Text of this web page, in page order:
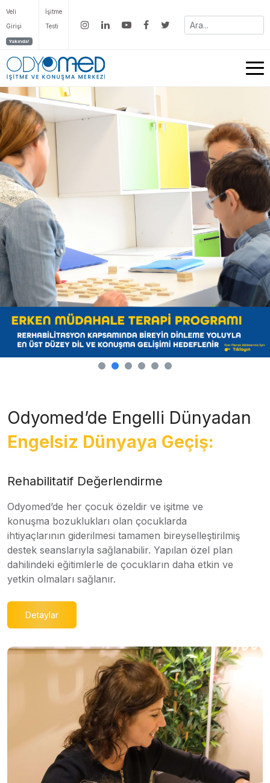
Veli
Girişi
Yakında!
İşitme
Testi
Odyomed’de Engelli Dünyadan
Engelsiz Dünyaya Geçiş:
Rehabilitatif Değerlendirme
Odyomed’de her çocuk özeldir ve işitme ve
konuşma bozuklukları olan çocuklarda
ihtiyaçlarının giderilmesi tamamen bireyselleştirilmiş
destek seanslarıyla sağlanabilir. Yapılan özel plan
dahilindeki eğitimlerle de çocukların daha etkin ve
yetkin olmaları sağlanır.
Detaylar